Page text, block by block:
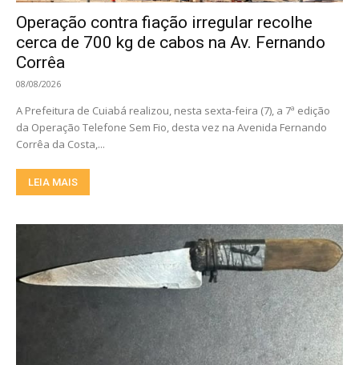
Operação contra fiação irregular recolhe
cerca de 700 kg de cabos na Av. Fernando
Corrêa
08/08/2026
A Prefeitura de Cuiabá realizou, nesta sexta-feira (7), a 7ª edição
da Operação Telefone Sem Fio, desta vez na Avenida Fernando
Corrêa da Costa,...
LEIA MAIS